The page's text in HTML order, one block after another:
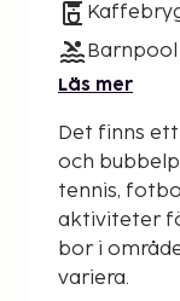
Barnpool
Läs mer
Det finns
och
tennis,
aktiviteter för
bor i
variera.